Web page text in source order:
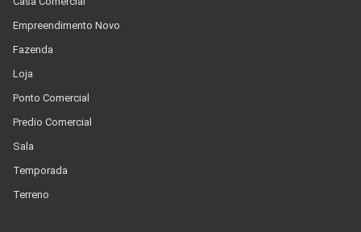
Empreendimento Novo
Fazenda
Loja
Ponto Comercial
Predio Comercial
Sala
Temporada
Terreno